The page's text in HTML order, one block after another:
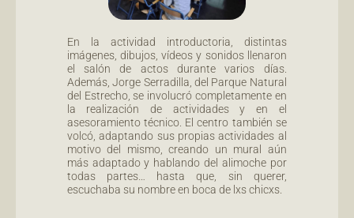
En la actividad introductoria, distintas
imágenes, dibujos, vídeos y sonidos llenaron
el salón de actos durante varios días.
Además, Jorge Serradilla, del Parque Natural
del Estrecho, se involucró completamente en
la realización de actividades y en el
asesoramiento técnico. El centro también se
volcó, adaptando sus propias actividades al
motivo del mismo, creando un mural aún
más adaptado y hablando del alimoche por
todas partes… hasta que, sin querer,
escuchaba su nombre en boca de lxs chicxs.